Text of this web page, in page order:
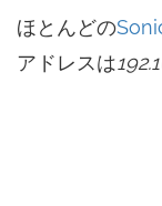
ほとんどの
アドレスは